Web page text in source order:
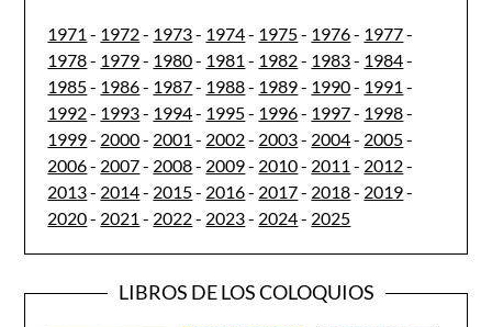
1971 - 1972- 1973- 1974- 1975- 1976- 1977-
1978- 1979- 1980- 1981 - 1982- 1983- 1984-
1985- 1986- 1987- 1988- 1989- 1990- 1991 -
1992- 1993- 1994- 1995- 1996- 1997- 1998-
1999- 2000- 2001 - 2002- 2003- 2004- 2005-
2006- 2007- 2008- 2009- 2010- 2011 - 2012-
2013- 2014- 2015- 2016- 2017- 2018- 2019-
2020- 2021 - 2022- 2023- 2024- 2025
LIBROS DE LOS COLOQUIOS